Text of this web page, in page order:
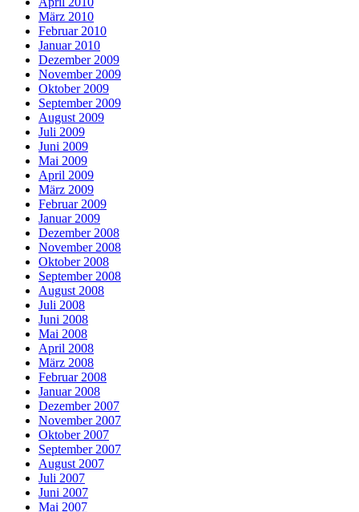
März 2010
Februar 2010
Januar 2010
Dezember 2009
November 2009
Oktober 2009
September 2009
August 2009
Juli 2009
Juni 2009
Mai 2009
April 2009
März 2009
Februar 2009
Januar 2009
Dezember 2008
November 2008
Oktober 2008
September 2008
August 2008
Juli 2008
Juni 2008
Mai 2008
April 2008
März 2008
Februar 2008
Januar 2008
Dezember 2007
November 2007
Oktober 2007
September 2007
August 2007
Juli 2007
Juni 2007
Mai 2007